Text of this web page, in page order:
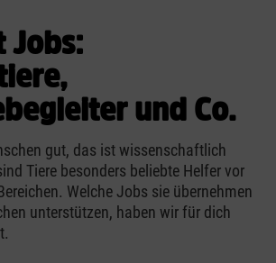
Jobs:
und Co.
gut, das ist wissenschaftlich
Tiere besonders beliebte Helfer vor
Welche Jobs sie übernehmen
unterstützen, haben wir für dich